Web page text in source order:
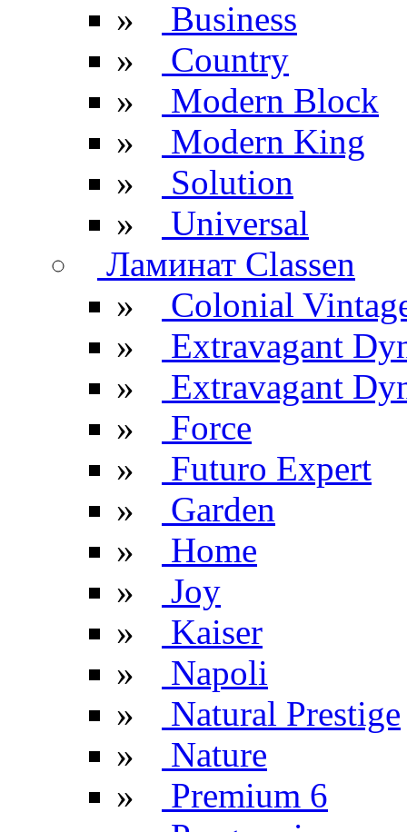
»
Business
»
Country
»
Modern Block
»
Modern King
»
Solution
»
Universal
Ламинат Classen
»
Colonial
»
Extravagant
»
Extravagant
»
Force
»
Futuro Expert
»
Garden
»
Home
»
Joy
»
Kaiser
»
Napoli
»
Natural Prestige
»
Nature
»
Premium 6